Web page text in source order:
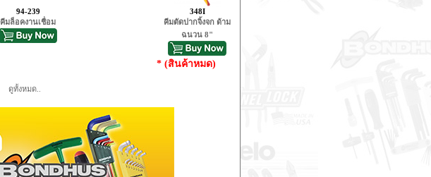
94-239
คีมล็อคงานเชื่อม
348I
คีมตัดปากจิ้งจก ด้าม
ฉนวน 8"
* (สินค้าหมด)
ดูทั้งหมด..